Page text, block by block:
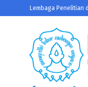
to
Lembaga Penelitian